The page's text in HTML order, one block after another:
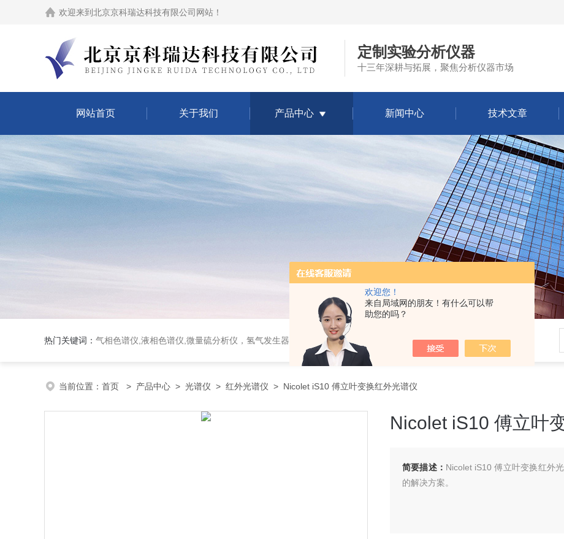
欢迎您！
来自局域网的朋友！有什么可以帮
助您的吗？
欢迎来到 北京京科瑞达科技有限公司网站 ！
定制实验分析仪器
十三年深耕与拓展，聚焦分析仪器市场
网站首页 关于我们 产品中心 新闻中心 技术文章
热门关键词： 气相色谱仪,液相色谱仪,微量硫分析仪，氢气发生器，氮气发生器，空气发生器，色谱耗件（N2000色谱工作站，色谱柱、阀件、进样器、色谱担体），顶空进样器，热解析仪，紫外分光光度计，原子吸收分光光度计，傅立叶红外光谱仪，分析天平等常规实验室产品。
当前位置： 首页 > 产品中心 > 光谱仪 > 红外光谱仪 > Nicolet iS10 傅立叶变换红外光谱仪
Nicolet iS10 傅立叶
简要描述： Nicolet iS10 傅立叶变换红外
的解决方案。